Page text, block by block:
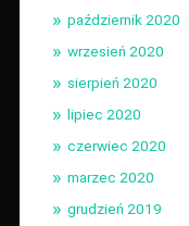
październik 2020
wrzesień 2020
sierpień 2020
lipiec 2020
czerwiec 2020
marzec 2020
grudzień 2019